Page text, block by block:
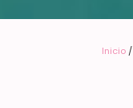
Inicio/